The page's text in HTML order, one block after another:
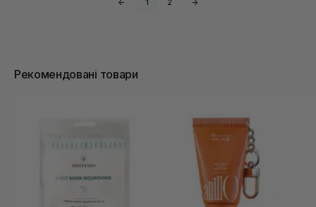
← 1 2 →
Рекомендовані товари